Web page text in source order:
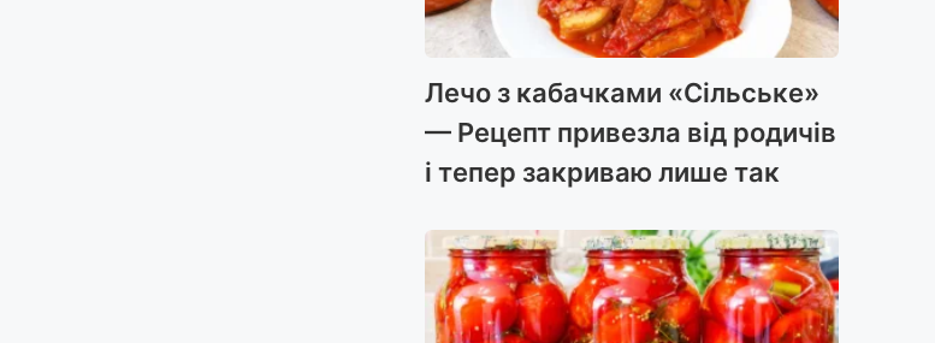
Лечо з кабачками «Сільське»
— Рецепт привезла від родичів
і тепер закриваю лише так